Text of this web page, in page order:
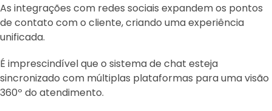
As integrações com redes sociais expandem os pontos
de contato com o cliente, criando uma experiência
unificada.
É imprescindível que o sistema de chat esteja
sincronizado com múltiplas plataformas para uma visão
360º do atendimento.